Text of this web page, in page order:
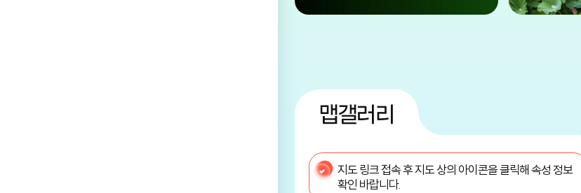
맵갤러리
지도 링크 접속 후 지도 상의 아이콘을 클릭해 속성 정보
확인 바랍니다.